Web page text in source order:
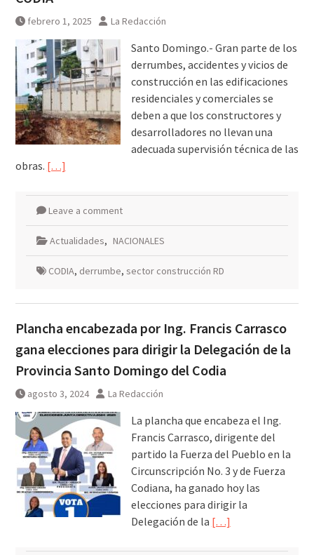
febrero 1, 2025 La Redacción
Santo Domingo.- Gran parte de los
derrumbes, accidentes y vicios de
construcción en las edificaciones
residenciales y comerciales se
deben a que los constructores y
desarrolladores no llevan una
adecuada supervisión técnica de las
obras. […]
Leave a comment
Actualidades, NACIONALES
CODIA, derrumbe, sector construcción RD
Plancha encabezada por Ing. Francis Carrasco
gana elecciones para dirigir la Delegación de la
Provincia Santo Domingo del Codia
agosto 3, 2024 La Redacción
La plancha que encabeza el Ing.
Francis Carrasco, dirigente del
partido la Fuerza del Pueblo en la
Circunscripción No. 3 y de Fuerza
Codiana, ha ganado hoy las
elecciones para dirigir la
Delegación de la […]